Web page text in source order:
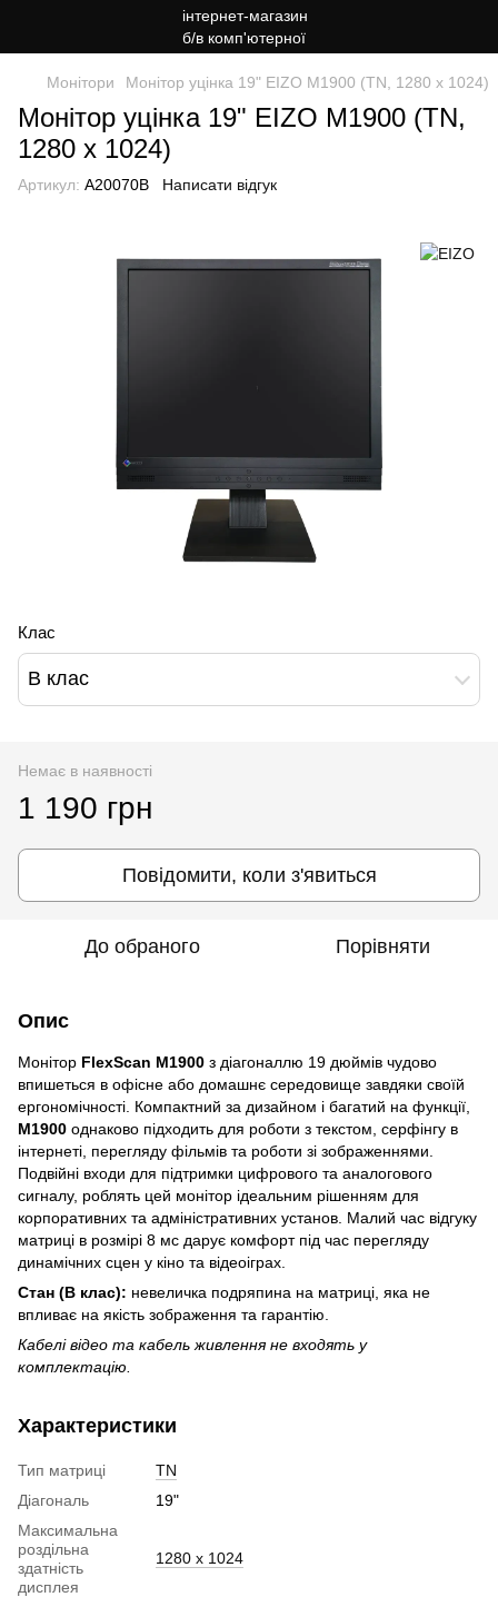
Монітори Монітор уцінка 19" EIZO M1900 (TN, 1280 x 1024)
Монітор уцінка 19" EIZO M1900 (TN,
1280 x 1024)
Артикул: A20070B Написати відгук
Клас
B клас
Немає в наявності
1 190 грн
Повідомити, коли з'явиться
До обраного Порівняти
Опис
Монітор FlexScan M1900 з діагоналлю 19 дюймів чудово
впишеться в офісне або домашнє середовище завдяки своїй
ергономічності. Компактний за дизайном і багатий на функції,
M1900 однаково підходить для роботи з текстом, серфінгу в
інтернеті, перегляду фільмів та роботи зі зображеннями.
Подвійні входи для підтримки цифрового та аналогового
сигналу, роблять цей монітор ідеальним рішенням для
корпоративних та адміністративних установ. Малий час відгуку
матриці в розмірі 8 мс дарує комфорт під час перегляду
динамічних сцен у кіно та відеоіграх.
Стан (В клас): невеличка подряпина на матриці, яка не
впливає на якість зображення та гарантію.
Кабелі відео та кабель живлення не входять у
комплектацію.
Характеристики
Тип матриці
TN
Діагональ
19"
Максимальна
роздільна
здатність
дисплея
1280 x 1024